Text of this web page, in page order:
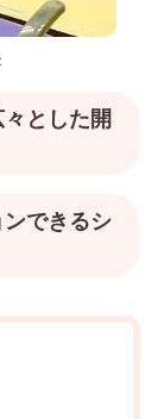
とした開
できるシ